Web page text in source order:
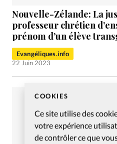
COOKIES
Ce site utilise des
votre expérience
de contrôler ce que
Nouvelle-Zélande: La
professeur chrétien
prénom d’un élève
Evangéliques.info
22 Juin 2023